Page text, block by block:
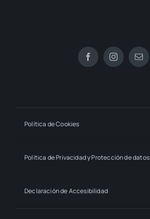
Política de Cookies
Política de Privacidad y Protección de datos
Declaración de Accesibilidad